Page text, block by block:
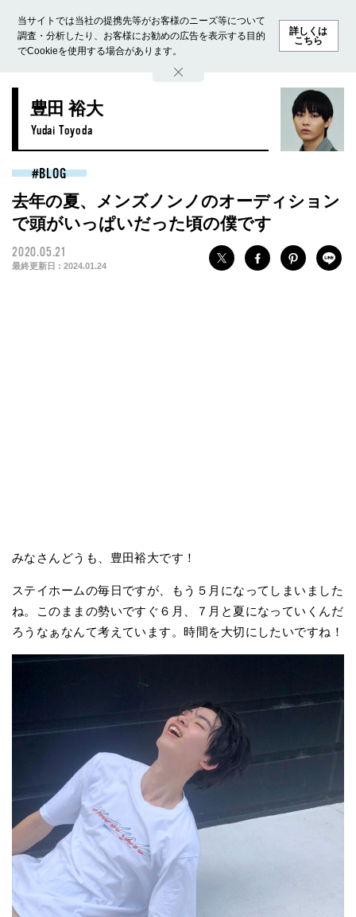
当サイトでは当社の提携先等がお客様のニーズ等について
調査・分析したり、お客様にお勧めの広告を表示する目的
でCookieを使用する場合があります。
詳しくは
こちら
ホーム モデル募集 ランキング ファッション ビューテ
豊田 裕大
Yudai Toyoda
BLOG
去年の夏、メンズノンノのオーディション
で頭がいっぱいだった頃の僕です
2020.05.21
最終更新日 : 2024.01.24
みなさんどうも、豊田裕大です！
ステイホームの毎日ですが、もう５月になってしまいました
ね。このままの勢いですぐ６月、７月と夏になっていくんだ
ろうなぁなんて考えています。時間を大切にしたいですね！